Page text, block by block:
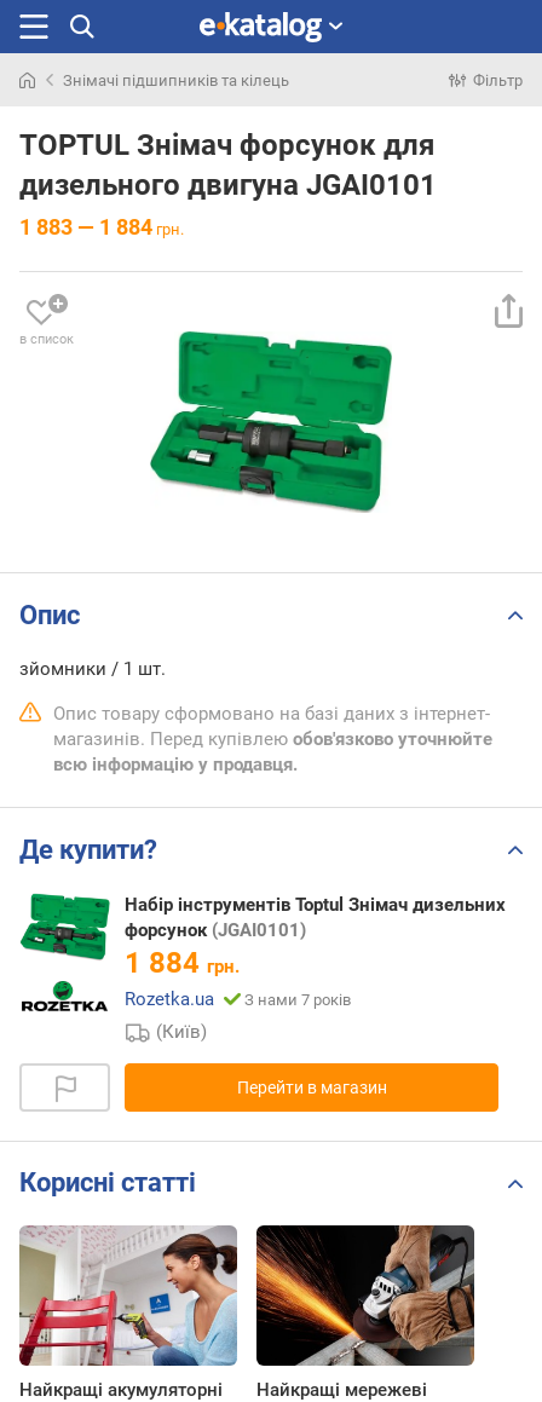
раніше
Знімачі підшипників та кілець Фільтр
TOPTUL Знімач форсунок для
дизельного двигуна JGAI0101
1 883 — 1 884 грн.
в список
Опис
зйомники / 1 шт.
Опис товару сформовано на базі даних з інтернет-
магазинів. Перед купівлею обов'язково уточнюйте
всю інформацію у продавця.
Де купити?
Набір інструментів Toptul Знімач дизельних
форсунок (JGAI0101)
1 884 грн.
Rozetka.ua
З нами 7 років
(Київ)
Перейти в магазин
Корисні статті
Найкращі акумуляторні
Найкращі мережеві